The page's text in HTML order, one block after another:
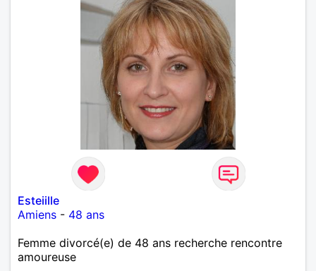
Esteiille
Amiens - 48 ans
Femme divorcé(e) de 48 ans recherche rencontre
amoureuse